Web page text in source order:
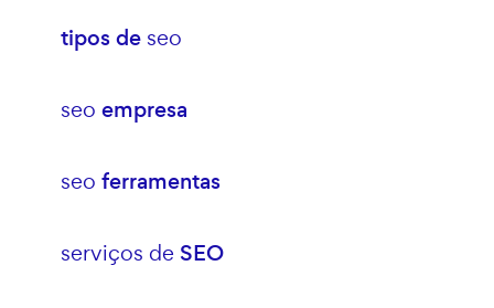
tipos de seo
seo empresa
seo ferramentas
serviços de SEO